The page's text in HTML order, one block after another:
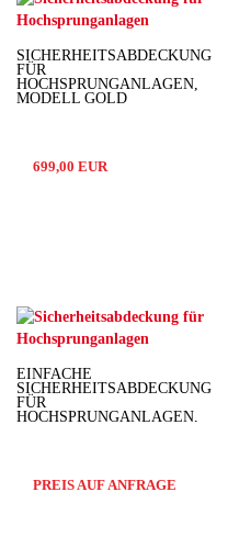
SICHERHEITSABDECKUNG
FÜR
HOCHSPRUNGANLAGEN,
MODELL GOLD
699,00 EUR
EINFACHE
SICHERHEITSABDECKUNG
FÜR
HOCHSPRUNGANLAGEN,
PREIS AUF ANFRAGE